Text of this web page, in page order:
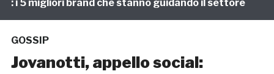
5 migliori brand che stanno guidando il settore
GOSSIP
Jovanotti, appello social: